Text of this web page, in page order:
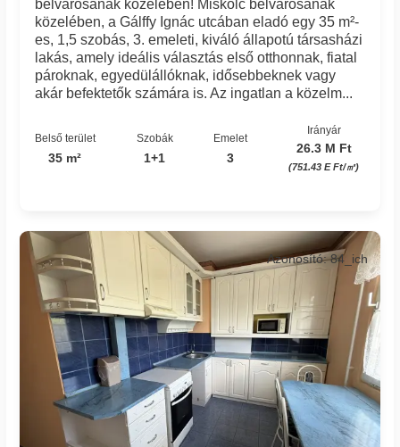
belvárosának közelében! Miskolc belvárosának
közelében, a Gálffy Ignác utcában eladó egy 35 m²-
es, 1,5 szobás, 3. emeleti, kiváló állapotú társasházi
lakás, amely ideális választás első otthonnak, fiatal
pároknak, egyedülállóknak, idősebbeknek vagy
akár befektetők számára is. Az ingatlan a közelm...
Belső terület
35 m²
Szobák
1+1
Emelet
3
Irányár
26.3 M Ft
(751.43 E Ft/㎡)
Azonosító: 84_ich